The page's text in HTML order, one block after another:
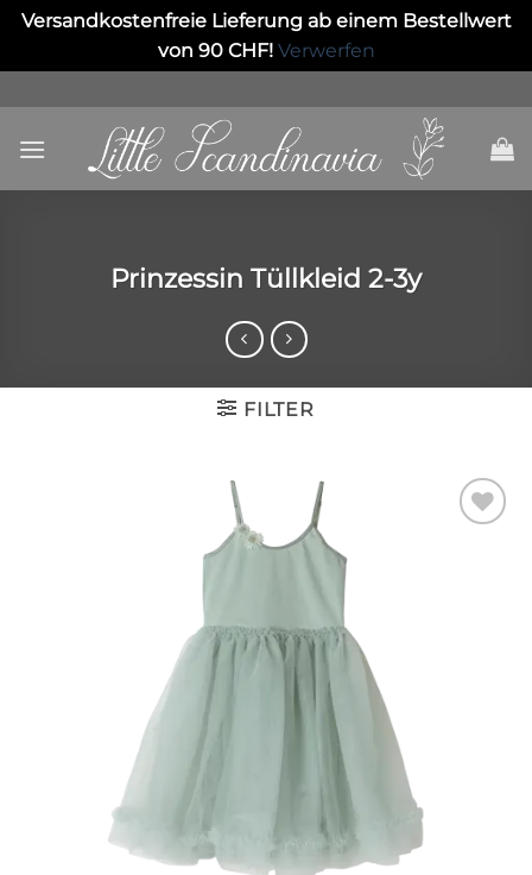
Versandkostenfreie Lieferung ab einem Bestellwert
von 90 CHF! Verwerfen
to
content
Prinzessin Tüllkleid 2-3y
FILTER